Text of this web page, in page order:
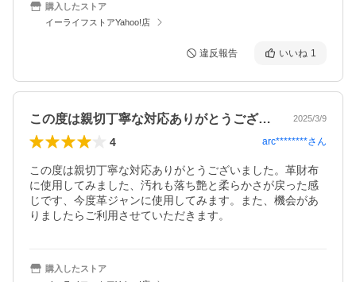
購入したストア
イーライフストアYahoo!店
違反報告 いいね 1
この度は親切丁寧な対応ありがとうござい… 2025/3/9
4 arc********さん
この度は親切丁寧な対応ありがとうございました。革財布
に使用してみました、汚れも落ち艶と柔らかさが戻った感
じです、今度革ジャンに使用してみます。また、機会があ
りましたらご利用させていただきます。
購入したストア